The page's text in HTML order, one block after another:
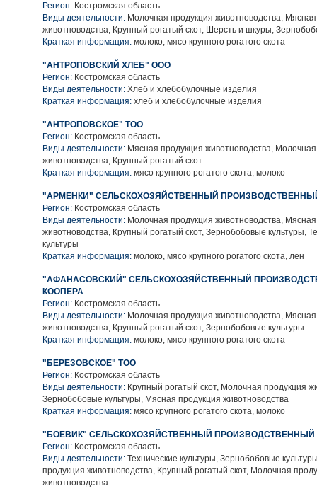
Регион: Костромская область
Виды деятельности: Молочная продукция животноводства,
животноводства, Крупный рогатый скот, Шерсть и шкуры,
Краткая информация: молоко, мясо крупного рогатого скота
"АНТРОПОВСКИЙ ХЛЕБ" ООО
Регион: Костромская область
Виды деятельности: Хлеб и хлебобулочные изделия
Краткая информация: хлеб и хлебобулочные изделия
"АНТРОПОВСКОЕ" ТОО
Регион: Костромская область
Виды деятельности: Мясная продукция животноводства,
животноводства, Крупный рогатый скот
Краткая информация: мясо крупного рогатого скота, молоко
"АРМЕНКИ" СЕЛЬСКОХОЗЯЙСТВЕННЫЙ
Регион: Костромская область
Виды деятельности: Молочная продукция животноводства,
животноводства, Крупный рогатый скот, Зернобобовые культуры,
культуры
Краткая информация: молоко, мясо крупного рогатого скота, лен
"АФАНАСОВСКИЙ" СЕЛЬСКОХОЗЯЙСТВЕННЫЙ
КООПЕРА
Регион: Костромская область
Виды деятельности: Молочная продукция животноводства,
животноводства, Крупный рогатый скот, Зернобобовые культуры
Краткая информация: молоко, мясо крупного рогатого скота
"БЕРЕЗОВСКОЕ" ТОО
Регион: Костромская область
Виды деятельности: Крупный рогатый скот, Молочная продукция
Зернобобовые культуры, Мясная продукция животноводства
Краткая информация: мясо крупного рогатого скота, молоко
"БОЕВИК" СЕЛЬСКОХОЗЯЙСТВЕННЫЙ ПРОИЗВОДСТВЕННЫЙ
Регион: Костромская область
Виды деятельности: Технические культуры, Зернобобовые
продукция животноводства, Крупный рогатый скот, Молочная
животноводства